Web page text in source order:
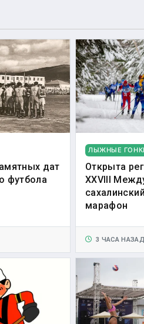
дат
футбола
ЛЫЖНЫЕ
Открыта
XXVIII
марафон
3 ЧАСА НАЗАД